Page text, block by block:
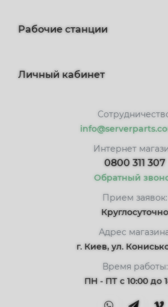
Рабочие станции
Личный кабинет
Интернет
0800 311 307
Обратный
Прием заявок:
Круглосуточно
Адрес
г. Киев, ул.
Время работы:
ПН - ПТ с 10:00 до